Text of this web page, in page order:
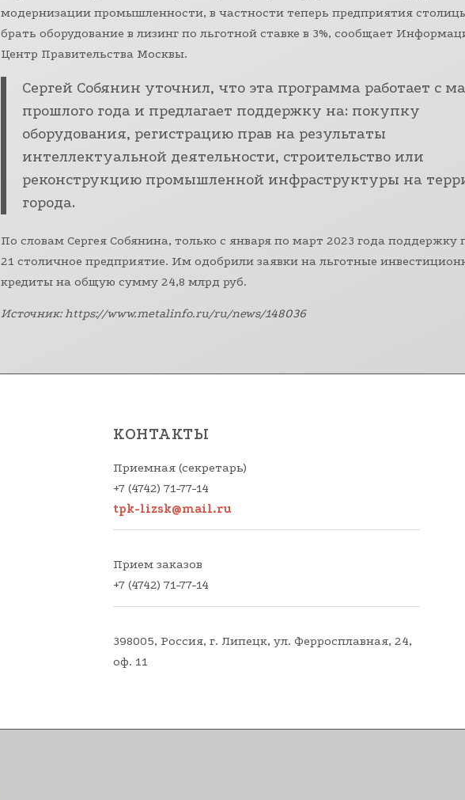
модернизации промышленности, в частности теперь предприятия
брать оборудование в лизинг по льготной ставке в 3%, сообщает
Центр Правительства Москвы.
Сергей Собянин уточнил, что эта программа работает с
прошлого года и предлагает поддержку на: покупку
оборудования, регистрацию прав на результаты
интеллектуальной деятельности, строительство или
реконструкцию промышленной инфраструктуры на
города.
По словам Сергея Собянина, только с января по март 2023 года поддержку
21 столичное предприятие. Им одобрили заявки на льготные
кредиты на общую сумму 24,8 млрд руб.
Источник: https://www.metalinfo.ru/ru/news/148036
КОНТАКТЫ
Приемная (секретарь)
+7 (4742) 71-77-14
tpk-lizsk@mail.ru
Прием заказов
+7 (4742) 71-77-14
398005, Россия, г. Липецк, ул. Ферросплавная, 24,
оф. 11